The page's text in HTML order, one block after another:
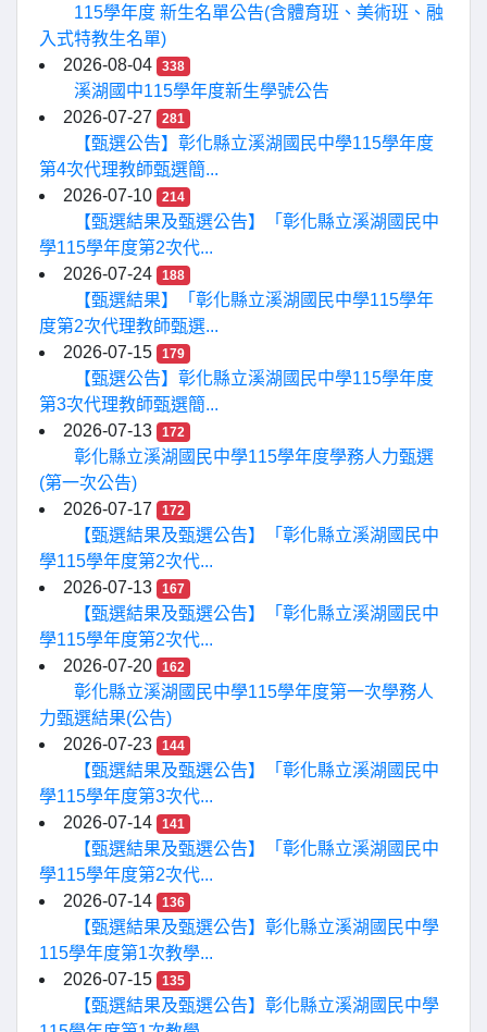
115學年度 新生名單公告(含體育班、美術班、融
入式特教生名單)
2026-08-04
338
溪湖國中115學年度新生學號公告
2026-07-27
281
【甄選公告】彰化縣立溪湖國民中學115學年度
第4次代理教師甄選簡...
2026-07-10
214
【甄選結果及甄選公告】「彰化縣立溪湖國民中
學115學年度第2次代...
2026-07-24
188
【甄選結果】「彰化縣立溪湖國民中學115學年
度第2次代理教師甄選...
2026-07-15
179
【甄選公告】彰化縣立溪湖國民中學115學年度
第3次代理教師甄選簡...
2026-07-13
172
彰化縣立溪湖國民中學115學年度學務人力甄選
(第一次公告)
2026-07-17
172
【甄選結果及甄選公告】「彰化縣立溪湖國民中
學115學年度第2次代...
2026-07-13
167
【甄選結果及甄選公告】「彰化縣立溪湖國民中
學115學年度第2次代...
2026-07-20
162
彰化縣立溪湖國民中學115學年度第一次學務人
力甄選結果(公告)
2026-07-23
144
【甄選結果及甄選公告】「彰化縣立溪湖國民中
學115學年度第3次代...
2026-07-14
141
【甄選結果及甄選公告】「彰化縣立溪湖國民中
學115學年度第2次代...
2026-07-14
136
【甄選結果及甄選公告】彰化縣立溪湖國民中學
115學年度第1次教學...
2026-07-15
135
【甄選結果及甄選公告】彰化縣立溪湖國民中學